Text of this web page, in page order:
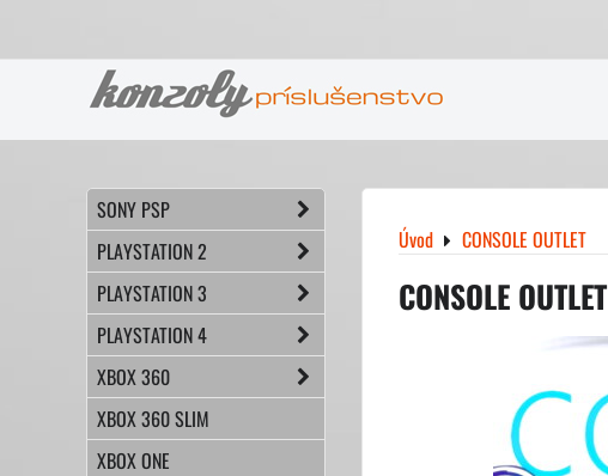
Úvod CONSOLE OUTLET
CONSOLE OUTLET
SONY PSP
PLAYSTATION 2
PLAYSTATION 3
PLAYSTATION 4
XBOX 360
XBOX 360 SLIM
XBOX ONE